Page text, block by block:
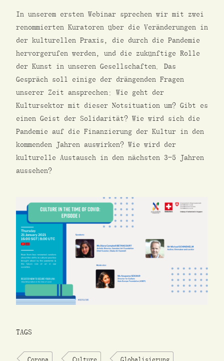
In unserem ersten Webinar sprechen wir mit zwei
renommierten Kuratoren über die Veränderungen in
der kulturellen Praxis, die durch die Pandemie
hervorgerufen werden, und die zukünftige Rolle
der Kunst in unseren Gesellschaften. Das
Gespräch soll einige der drängenden Fragen
unserer Zeit ansprechen: Wie geht der
Kultursektor mit dieser Notsituation um? Gibt es
einen Geist der Solidarität? Wie wird sich die
Pandemie auf die Finanzierung der Kultur in den
kommenden Jahren auswirken? Wie wird der
kulturelle Austausch in den nächsten 3-5 Jahren
aussehen?
TAGS
Corona Culture Globalisierung